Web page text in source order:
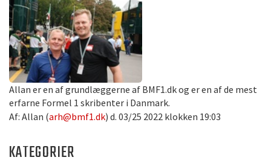
Allan er en af grundlæggerne af BMF1.dk og er en af de mest
erfarne Formel 1 skribenter i Danmark.
Af: Allan (arh@bmf1.dk) d. 03/25 2022 klokken 19:03
KATEGORIER